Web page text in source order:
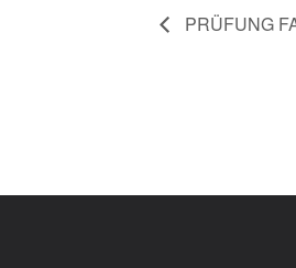
PRÜFUNG